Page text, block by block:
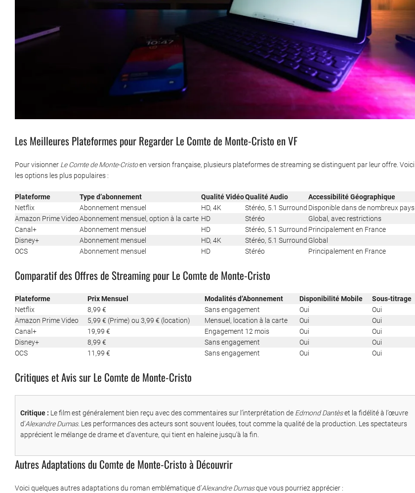
Les Meilleures Plateformes pour Regarder Le Comte de Monte-Cristo en VF
Pour visionner Le Comte de Monte-Cristoen version française, plusieurs plateformes de streaming se distinguent par leur offre. Voici
les options les plus populaires :
Plateforme Type d’abonnement Qualité VidéoQualité Audio
Accessibilité Géographique
Netflix
Abonnement mensuel HD, 4K Stéréo, 5.1 Surround Disponible dans de nombreux pays
Amazon Prime VideoAbonnement mensuel, option à la carte HD Stéréo
Global, avec restrictions
Canal+
Abonnement mensuel HD Stéréo, 5.1 Surround Principalement en France
Disney+
Abonnement mensuel HD, 4K Stéréo, 5.1 Surround Global
OCS
Abonnement mensuel HD Stéréo Principalement en France
Comparatif des Offres de Streaming pour Le Comte de Monte-Cristo
Plateforme Prix Mensuel Modalités d’Abonnement Disponibilité Mobile
Sous-titrage
Netflix
8,99 € Sans engagement Oui
Oui
Amazon Prime Video
5,99 € (Prime) ou 3,99 € (location) Mensuel, location à la carte Oui
Oui
Canal+
19,99 € Engagement 12 mois Oui
Oui
Disney+
8,99 € Sans engagement Oui
Oui
OCS
11,99 € Sans engagement Oui Oui
Critiques et Avis sur Le Comte de Monte-Cristo
Critique : Le film est généralement bien reçu avec des commentaires sur l’interprétation de Edmond Dantèset la fidélité à l’œuvre
d’Alexandre Dumas. Les performances des acteurs sont souvent louées, tout comme la qualité de la production. Les spectateurs
apprécient le mélange de drame et d’aventure, qui tient en haleine jusqu’à la fin.
Autres Adaptations du Comte de Monte-Cristo à Découvrir
Voici quelques autres adaptations du roman emblématique d’Alexandre Dumasque vous pourriez apprécier :